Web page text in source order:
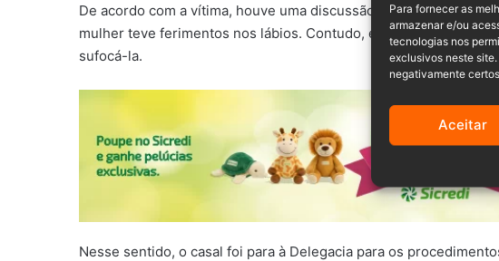
Para fornecer as
armazenar e/ou
tecnologias nos
exclusivos neste
negativamente
Aceitar
De acordo com a vítima, houve uma discussão com o
mulher teve ferimentos nos lábios. Contudo, ele colocou a
sufocá-la.
Nesse sentido, o casal foi para à Delegacia para os